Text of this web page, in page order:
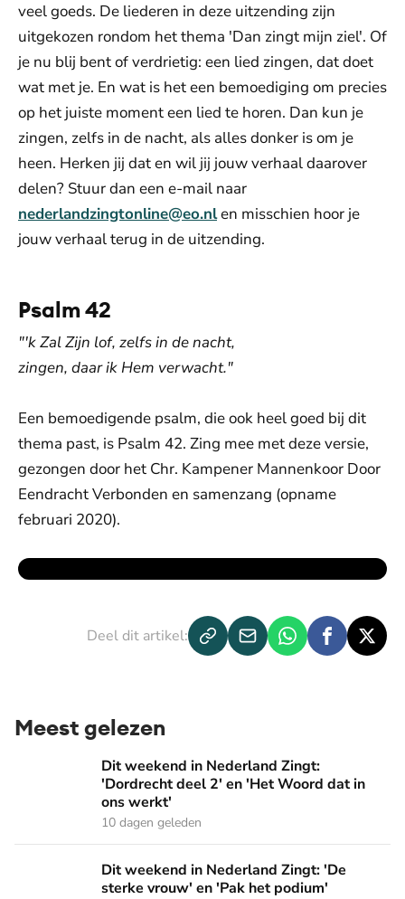
veel goeds. De liederen in deze uitzending zijn
uitgekozen rondom het thema 'Dan zingt mijn ziel'. Of
je nu blij bent of verdrietig: een lied zingen, dat doet
wat met je. En wat is het een bemoediging om precies
op het juiste moment een lied te horen. Dan kun je
zingen, zelfs in de nacht, als alles donker is om je
heen. Herken jij dat en wil jij jouw verhaal daarover
delen? Stuur dan een e-mail naar
nederlandzingtonline@eo.nlen misschien hoor je
jouw verhaal terug in de uitzending.
Psalm 42
"'k Zal Zijn lof, zelfs in de nacht,
zingen, daar ik Hem verwacht."
Een bemoedigende psalm, die ook heel goed bij dit
thema past, is Psalm 42. Zing mee met deze versie,
gezongen door het Chr. Kampener Mannenkoor Door
Eendracht Verbonden en samenzang (opname
februari 2020).
Deel dit artikel:
Meest gelezen
Dit weekend in Nederland Zingt: 'Dordrecht deel 2' en
Dit weekend in Nederland Zingt:
'Dordrecht deel 2' en 'Het Woord dat in
ons werkt'
10 dagen geleden
Dit weekend in Nederland Zingt: 'De sterke vrouw' en 'Pak
Dit weekend in Nederland Zingt: 'De
sterke vrouw' en 'Pak het podium'